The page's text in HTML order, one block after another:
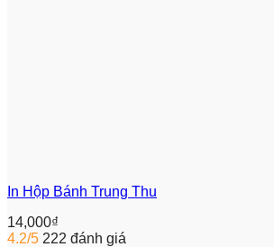
In Hộp Bánh Trung Thu
14,000₫
4.2/5 222 đánh giá